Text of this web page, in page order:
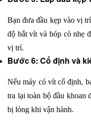
Bạn đưa đầu kẹp vào vị
độ bắt vít và bóp cò nhẹ
vị trí.
Bước 6: Cố định và
Nếu máy có vít cố định,
tra lại toàn bộ đầu khoan
bị lỏng khi vận hành.